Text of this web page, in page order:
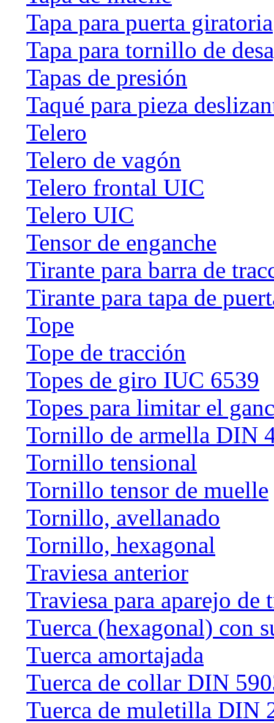
Tapa para puerta giratoria
Tapa para tornillo de
Tapas de presión
Taqué para pieza
Telero
Telero de vagón
Telero frontal UIC
Telero UIC
Tensor de enganche
Tirante para barra de
Tirante para tapa de
Tope
Tope de tracción
Topes de giro IUC 6539
Topes para limitar el
Tornillo de armella DIN
Tornillo tensional
Tornillo tensor de muelle
Tornillo, avellanado
Tornillo, hexagonal
Traviesa anterior
Traviesa para aparejo
Tuerca (hexagonal) con
Tuerca amortajada
Tuerca de collar DIN
Tuerca de muletilla DIN